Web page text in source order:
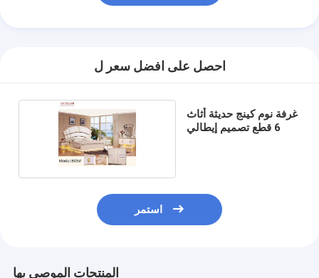
احصل على افضل سعر ل
غرفة نوم كينج حديثة أثاث
6 قطع تصميم إيطالي
استمر
المنتجات الموصى بها